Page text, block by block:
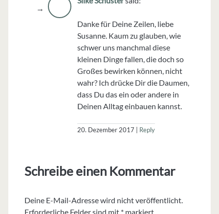
Danke für Deine Zeilen, liebe
Susanne. Kaum zu glauben, wie
schwer uns manchmal diese
kleinen Dinge fallen, die doch so
Großes bewirken können, nicht
wahr? Ich drücke Dir die Daumen,
dass Du das ein oder andere in
Deinen Alltag einbauen kannst.
20. Dezember 2017 Reply
Schreibe einen Kommentar
Deine E-Mail-Adresse wird nicht veröffentlicht.
Erforderliche Felder sind mit *markiert